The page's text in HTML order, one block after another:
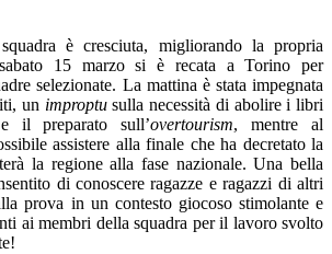
è cresciuta, migliorando la propria
15 marzo si è recata a Torino per
selezionate. La mattina è stata impegnata
un improptusulla necessità di abolire i libri
il preparato sull’overtourism, mentre al
assistere alla finale che ha decretato la
la regione alla fase nazionale. Una bella
di conoscere ragazze e ragazzi di altri
prova in un contesto giocoso stimolante e
ai membri della squadra per il lavoro svolto